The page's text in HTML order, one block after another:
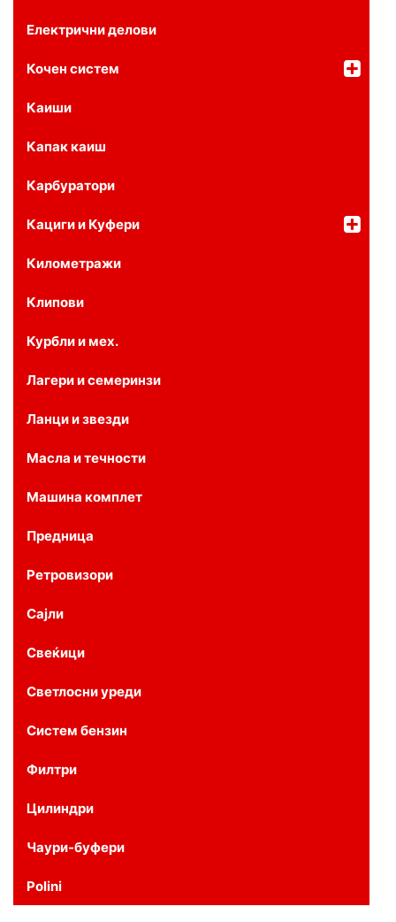
Електрични делови
Кочен систем
Каиши
Капак каиш
Карбуратори
Кациги и Куфери
Километражи
Клипови
Курбли и мех.
Лагери и семеринзи
Ланци и звезди
Масла и течности
Машина комплет
Предница
Ретровизори
Сајли
Свеќици
Светлосни уреди
Систем бензин
Филтри
Цилиндри
Чаури-буфери
Polini